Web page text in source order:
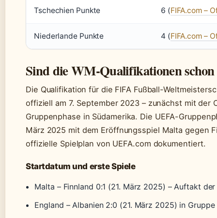
Tschechien Punkte 6 (FIFA.com –
Niederlande Punkte 4 (FIFA.com –
Sind die WM-Qualifikationen schon
Die Qualifikation für die FIFA Fußball-
offiziell am 7. September 2023 – zunächst mit der
Gruppenphase in Südamerika. Die UEFA-
März 2025 mit dem Eröffnungsspiel Malta gegen
offizielle Spielplan von UEFA.com dokumentiert.
Startdatum und erste Spiele
Malta – Finnland 0:1 (21. März 2025) – Auftakt
England – Albanien 2:0 (21. März 2025) in Gruppe